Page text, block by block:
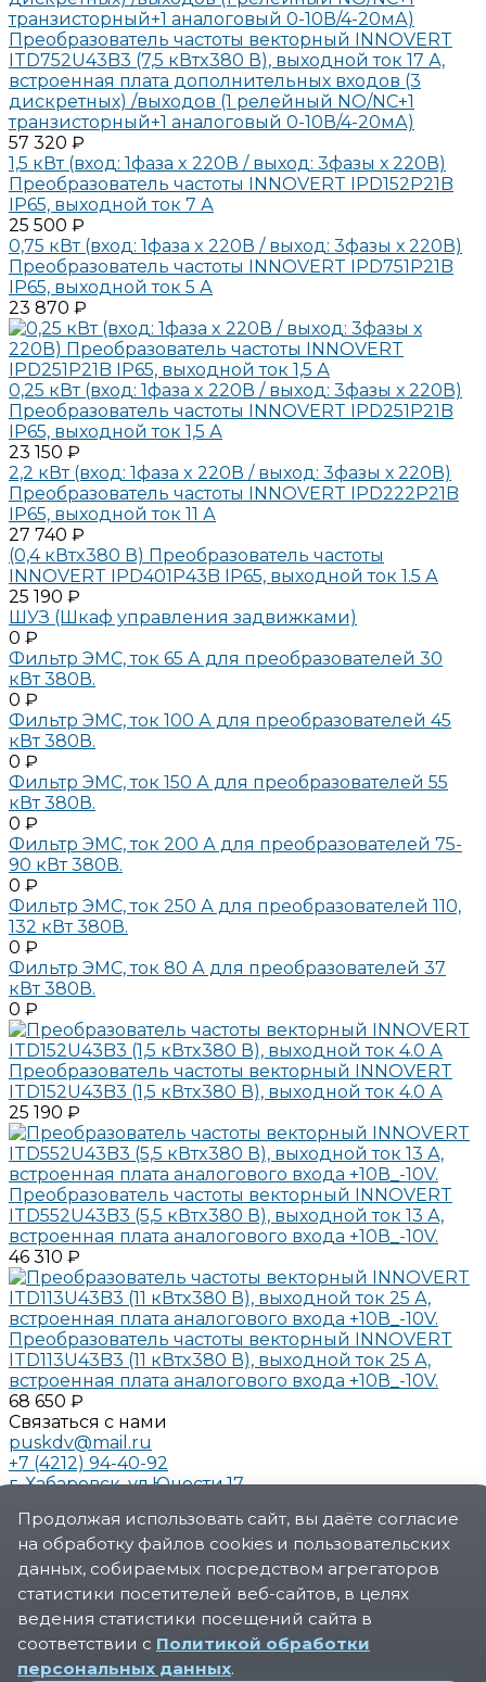
Преобразователь частоты векторный INNOVERT
ITD752U43B3 (7,5 кВтx380 В), выходной ток 17 А,
встроенная плата дополнительных входов (3
дискретных) /выходов (1 релейный NO/NC+1
транзисторный+1 аналоговый 0-10В/4-20мА)
57 320 ₽
1,5 кВт (вход: 1фаза x 220В / выход: 3фазы х 220В)
Преобразователь частоты INNOVERT IPD152P21B
IP65, выходной ток 7 А
25 500 ₽
0,75 кВт (вход: 1фаза x 220В / выход: 3фазы х 220В)
Преобразователь частоты INNOVERT IPD751P21B
IP65, выходной ток 5 А
23 870 ₽
0,25 кВт (вход: 1фаза x 220В / выход: 3фазы х 220В)
Преобразователь частоты INNOVERT IPD251P21B
IP65, выходной ток 1,5 А
23 150 ₽
2,2 кВт (вход: 1фаза x 220В / выход: 3фазы х 220В)
Преобразователь частоты INNOVERT IPD222P21B
IP65, выходной ток 11 А
27 740 ₽
(0,4 кВтx380 В) Преобразователь частоты
INNOVERT IPD401P43B IP65, выходной ток 1.5 А
25 190 ₽
ШУЗ (Шкаф управления задвижками)
0 ₽
Фильтр ЭМС, ток 65 А для преобразователей 30
кВт 380В.
0 ₽
Фильтр ЭМС, ток 100 А для преобразователей 45
кВт 380В.
0 ₽
Фильтр ЭМС, ток 150 А для преобразователей 55
кВт 380В.
0 ₽
Фильтр ЭМС, ток 200 А для преобразователей 75-
90 кВт 380В.
0 ₽
Фильтр ЭМС, ток 250 А для преобразователей 110,
132 кВт 380В.
0 ₽
Фильтр ЭМС, ток 80 А для преобразователей 37
кВт 380В.
0 ₽
Преобразователь частоты векторный INNOVERT
ITD152U43B3 (1,5 кВтx380 В), выходной ток 4.0 А
25 190 ₽
Преобразователь частоты векторный INNOVERT
ITD552U43B3 (5,5 кВтx380 В), выходной ток 13 А,
встроенная плата аналогового входа +10В_-10V.
46 310 ₽
Преобразователь частоты векторный INNOVERT
ITD113U43B3 (11 кВтx380 В), выходной ток 25 А,
встроенная плата аналогового входа +10В_-10V.
68 650 ₽
Связаться с нами
puskdv@mail.ru
+7 (4212) 94-40-92
г. Хабаровск, ул.Юности.17
О компании
Новости
Реквизиты
Сертификаты
Политика конфиденциальности
Услуги
Производство шкафов управления для
автоматизации
Продолжая использовать сайт, вы даёте согласие
на обработку файлов cookies и пользовательских
данных, собираемых посредством агрегаторов
статистики посетителей веб-сайтов, в целях
ведения статистики посещений сайта в
соответствии с Политикой обработки
персональных данных.